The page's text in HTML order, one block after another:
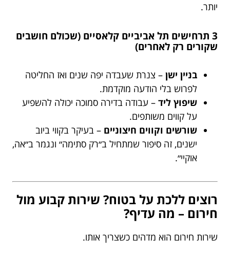
יותר.
3 תרחישים תל אביביים קלאסיים (שכולם חושבים
שקורים רק לאחרים)
בניין ישן – צנרת שעבדה יפה שנים ואז החליטה
לפרוש בלי הודעה מוקדמת.
שיפוץ ליד – עבודה בדירה סמוכה יכולה להשפיע
על קווים משותפים.
שורשים וקווים חיצוניים – בעיקר בקווי ביוב
ישנים, זה סיפור שמתחיל ב״רק סתימה״ ונגמר ב״אה,
אוקיי״.
רוצים ללכת על בטוח? שירות קבוע מול
חירום – מה עדיף?
שירות חירום הוא מדהים כשצריך אותו.